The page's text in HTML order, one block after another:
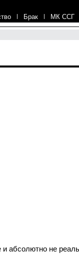
| Брак | МК ССГ
и абсолютно не